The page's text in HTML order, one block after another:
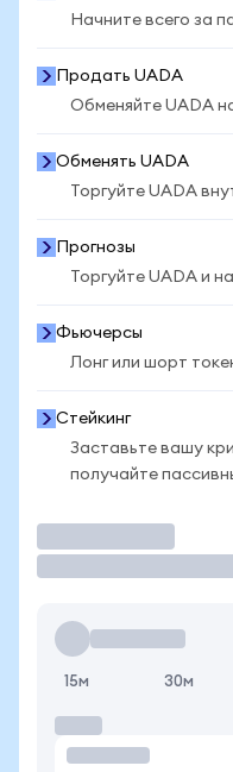
Начните всего за
Продать UADA
Обменяйте UADA
Обменять UADA
Торгуйте UADA
Прогнозы
Торгуйте UADA и
Фьючерсы
Лонг или шорт
Стейкинг
Заставьте вашу
получайте
15м 30м